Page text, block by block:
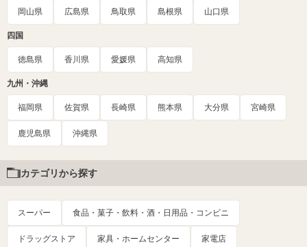
岡山県 広島県 鳥取県 島根県 山口県
四国
徳島県 香川県 愛媛県 高知県
九州・沖縄
福岡県 佐賀県 長崎県 熊本県 大分県 宮崎県
鹿児島県 沖縄県
カテゴリから探す
スーパー 食品・菓子・飲料・酒・日用品・コンビニ
ドラッグストア 家具・ホームセンター 家電店